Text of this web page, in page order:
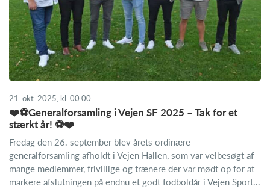
21. okt. 2025, kl. 00.00
❤️⚽Generalforsamling i Vejen SF 2025 – Tak for et
stærkt år! ⚽❤️
Fredag den 26. september blev årets ordinære
generalforsamling afholdt i Vejen Hallen, som var velbesøgt af
mange medlemmer, frivillige og trænere der var mødt op for at
markere afslutningen på endnu et godt fodboldår i Vejen Sport...